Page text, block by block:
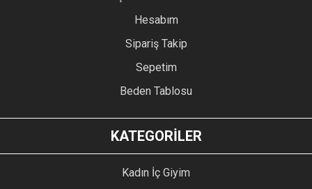
Hesabım
Sipariş Takip
Sepetim
Beden Tablosu
KATEGORİLER
Kadın İç Giyim